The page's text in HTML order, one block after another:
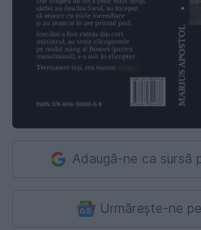
Adaugă-ne ca sursă
Urmărește-ne